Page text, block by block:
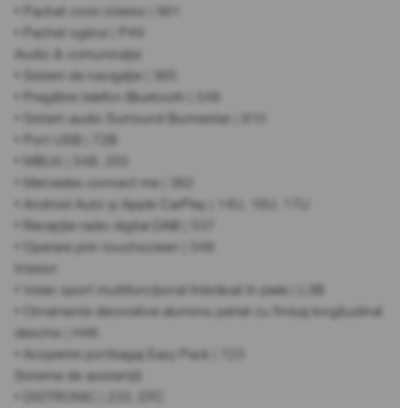
• Pachet crom interior | 901
• Pachet oglinzi | P49
Audio & comunicație
• Sistem de navigație | 365
• Pregătire telefon Bluetooth | 548
• Sistem audio Surround Burmester | 810
• Port USB | 72B
• MBUX | 548, 355
• Mercedes connect me | 362
• Android Auto și Apple CarPlay | 14U, 16U, 17U
• Recepție radio digital DAB | 537
• Operare prin touchscreen | 548
Interior
• Volan sport multifuncțional îmbrăcat în piele | L3B
• Ornamente decorative aluminiu periat cu finisaj longitudinal
deschis | H46
• Acoperire portbagaj Easy Pack | 723
Sisteme de asistență
• DISTRONIC | 233, DTC